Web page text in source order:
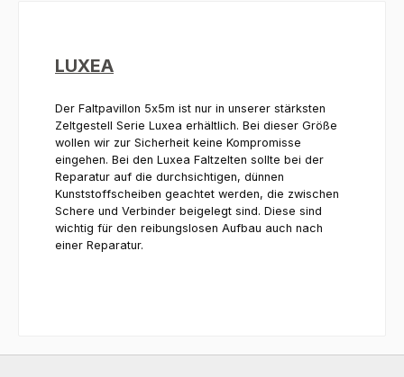
LUXEA
Der Faltpavillon 5x5m ist nur in unserer stärksten
Zeltgestell Serie Luxea erhältlich. Bei dieser Größe
wollen wir zur Sicherheit keine Kompromisse
eingehen. Bei den Luxea Faltzelten sollte bei der
Reparatur auf die durchsichtigen, dünnen
Kunststoffscheiben geachtet werden, die zwischen
Schere und Verbinder beigelegt sind. Diese sind
wichtig für den reibungslosen Aufbau auch nach
einer Reparatur.